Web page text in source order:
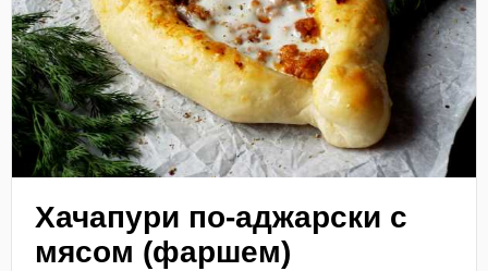
Хачапури по-аджарски с
мясом (фаршем)